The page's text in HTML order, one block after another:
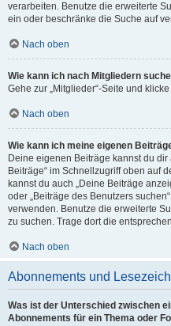
verarbeiten. Benutze die erweiterte
ein oder beschränke die Suche auf
Nach oben
Wie kann ich nach Mitgliedern
Gehe zur „Mitglieder“-Seite und
Nach oben
Wie kann ich meine eigenen
Deine eigenen Beiträge kannst du
Beiträge“ im Schnellzugriff oben auf
kannst du auch „Deine Beiträge
oder „Beiträge des Benutzers
verwenden. Benutze die erweiterte
zu suchen. Trage dort die
Nach oben
Abonnements und
Was ist der Unterschied zwischen
Abonnements für ein Thema oder